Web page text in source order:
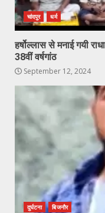
चांदपुर धर्म
हर्षोल्लास से मनाई गयी
38वीं वर्षगांठ
September 12, 2024
दुर्घटना बिजनौर